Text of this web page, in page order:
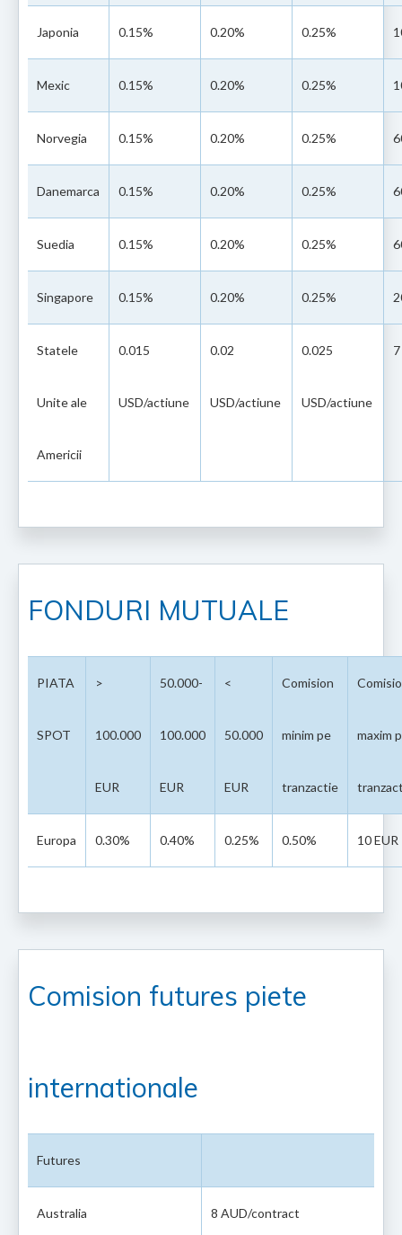
Japonia 0.15% 0.20% 0.25%
Mexic 0.15% 0.20% 0.25%
Norvegia 0.15% 0.20% 0.25%
Danemarca 0.15% 0.20% 0.25%
Suedia 0.15% 0.20% 0.25%
Singapore 0.15% 0.20% 0.25%
Statele
Unite ale
Americii
0.015
USD/actiune
0.02
USD/actiune
0.025
USD/actiune
FONDURI MUTUALE
PIATA
SPOT
>
100.000
EUR
50.000-
100.000
EUR
<
50.000
EUR
Comision
minim pe
tranzactie
maxim
Europa 0.30% 0.40% 0.25% 0.50% 10 EUR
Comision futures piete
internationale
Futures
Australia 8 AUD/contract